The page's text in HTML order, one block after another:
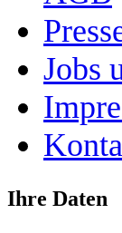
Jobs
Ihre Daten